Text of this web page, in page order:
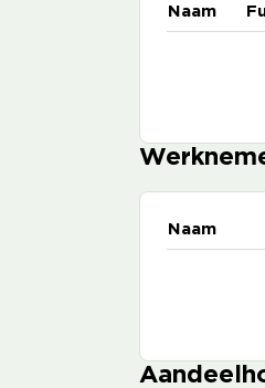
Naam
Naam